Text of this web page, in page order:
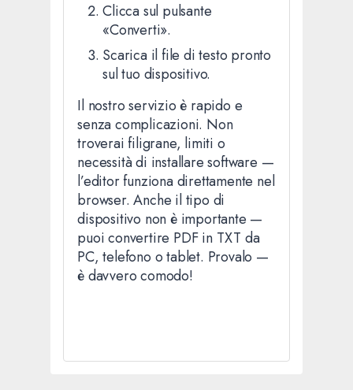
Clicca sul pulsante
«Converti».
Scarica il file di testo pronto
sul tuo dispositivo.
Il nostro servizio è rapido e
senza complicazioni. Non
troverai filigrane, limiti o
necessità di installare software —
l’editor funziona direttamente nel
browser. Anche il tipo di
dispositivo non è importante —
puoi convertire PDF in TXT da
PC, telefono o tablet. Provalo —
è davvero comodo!